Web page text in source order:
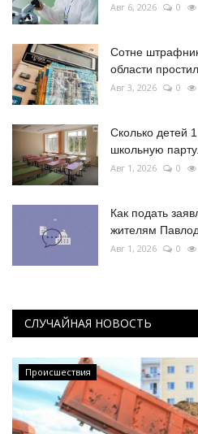
Авг 6, 2026 0
Сотне
области
Авг 3, 2026 0
Сколько детей
школьную
Авг 1, 2026 0
Как подать
жителям
Авг 1, 2026 0
СЛУЧАЙНАЯ НОВОСТЬ
Происшествия